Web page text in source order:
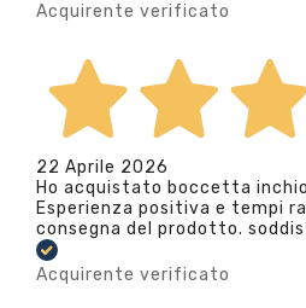
Acquirente verificato
22 Aprile 2026
Ho acquistato boccetta
Esperienza positiva e tempi
consegna del prodotto.
Acquirente verificato